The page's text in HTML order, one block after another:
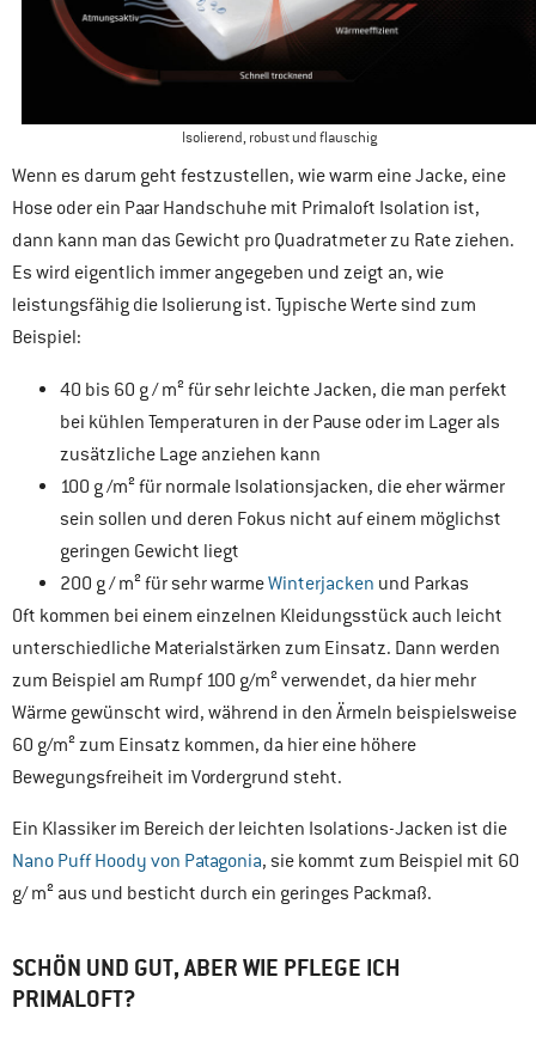
Isolierend, robust und flauschig
Wenn es darum geht festzustellen, wie warm eine Jacke, eine
Hose oder ein Paar Handschuhe mit Primaloft Isolation ist,
dann kann man das Gewicht pro Quadratmeter zu Rate ziehen.
Es wird eigentlich immer angegeben und zeigt an, wie
leistungsfähig die Isolierung ist. Typische Werte sind zum
Beispiel:
40 bis 60 g / m² für sehr leichte Jacken, die man perfekt
bei kühlen Temperaturen in der Pause oder im Lager als
zusätzliche Lage anziehen kann
100 g /m² für normale Isolationsjacken, die eher wärmer
sein sollen und deren Fokus nicht auf einem möglichst
geringen Gewicht liegt
200 g / m² für sehr warmeWinterjacken und Parkas
Oft kommen bei einem einzelnen Kleidungsstück auch leicht
unterschiedliche Materialstärken zum Einsatz. Dann werden
zum Beispiel am Rumpf 100 g/m² verwendet, da hier mehr
Wärme gewünscht wird, während in den Ärmeln beispielsweise
60 g/m² zum Einsatz kommen, da hier eine höhere
Bewegungsfreiheit im Vordergrund steht.
Ein Klassiker im Bereich der leichten Isolations-Jacken ist die
Nano Puff Hoody von Patagonia, sie kommt zum Beispiel mit 60
g/ m² aus und besticht durch ein geringes Packmaß.
SCHÖN UND GUT, ABER WIE PFLEGE ICH
PRIMALOFT?